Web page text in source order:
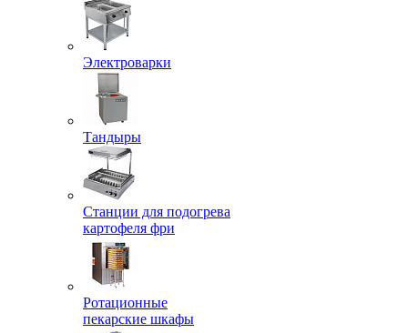
Электроварки
Тандыры
Станции для подогрева
картофеля фри
Ротационные
пекарские шкафы